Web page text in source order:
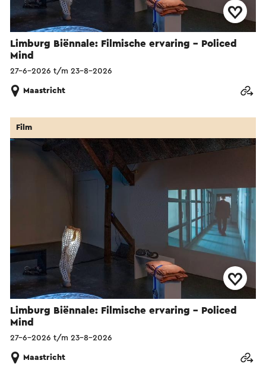
Limburg Biënnale: Filmische ervaring – Policed
Mind
27-6-2026 t/m 23-8-2026
Maastricht
Limburg Biënnale: Filmische ervaring – Policed
Mind
Film
27-6-2026 t/m 23-8-2026
Maastricht